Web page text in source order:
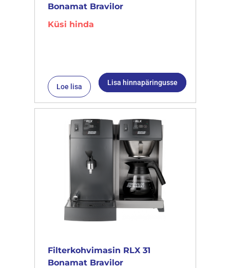
Bonamat Bravilor
Küsi hinda
Loe lisa Lisa hinnapäringusse
Filterkohvimasin RLX 31
Bonamat Bravilor